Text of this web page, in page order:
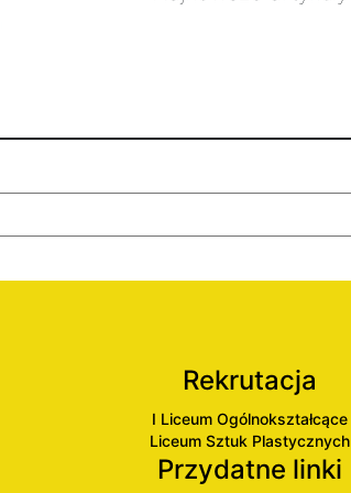
Rekrutacja
I Liceum Ogólnokształcące
Liceum Sztuk Plastycznych
Przydatne linki